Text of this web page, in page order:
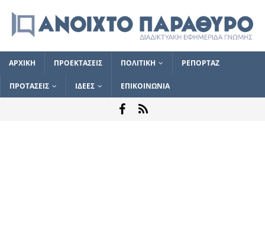
ΑΡΧΙΚΗ ΠΡΟΕΚΤΑΣΕΙΣ ΠΟΛΙΤΙΚΗ ΡΕΠΟΡΤΑΖ
ΠΡΟΤΑΣΕΙΣ ΙΔΕΕΣ ΕΠΙΚΟΙΝΩΝΙΑ